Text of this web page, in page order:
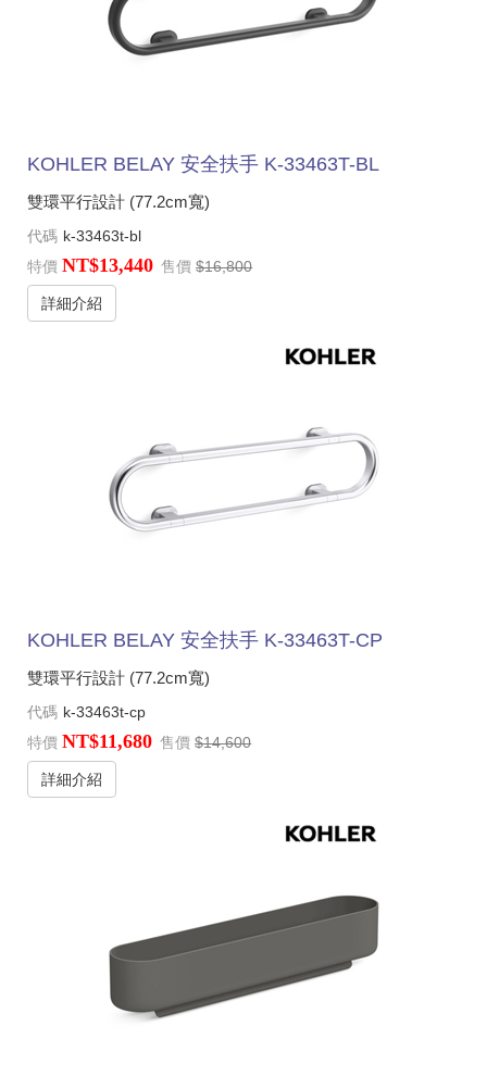
KOHLER BELAY 安全扶手 K-33463T-BL
雙環平行設計 (77.2cm寬)
代碼 k-33463t-bl
特價 NT$13,440 售價 $16,800
詳細介紹
KOHLER BELAY 安全扶手 K-33463T-CP
雙環平行設計 (77.2cm寬)
代碼 k-33463t-cp
特價 NT$11,680 售價 $14,600
詳細介紹